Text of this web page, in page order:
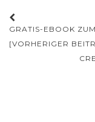
Beitrags-
GRATIS-EBOOK
[VORHERIGER